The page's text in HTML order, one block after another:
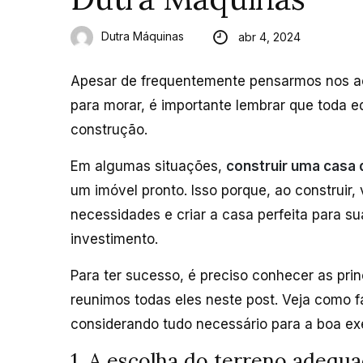
Dutra Máquinas abr 4, 2024
Apesar de frequentemente pensarmos nos
para morar, é importante lembrar que toda
construção.
Em algumas situações, construir uma
um imóvel pronto. Isso porque, ao
necessidades e criar a casa perfeita para
investimento.
Para ter sucesso, é preciso conhecer as
reunimos todas eles neste post. Veja como
considerando tudo necessário para a boa